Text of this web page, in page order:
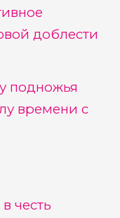
доблести
подножья
времени с
честь